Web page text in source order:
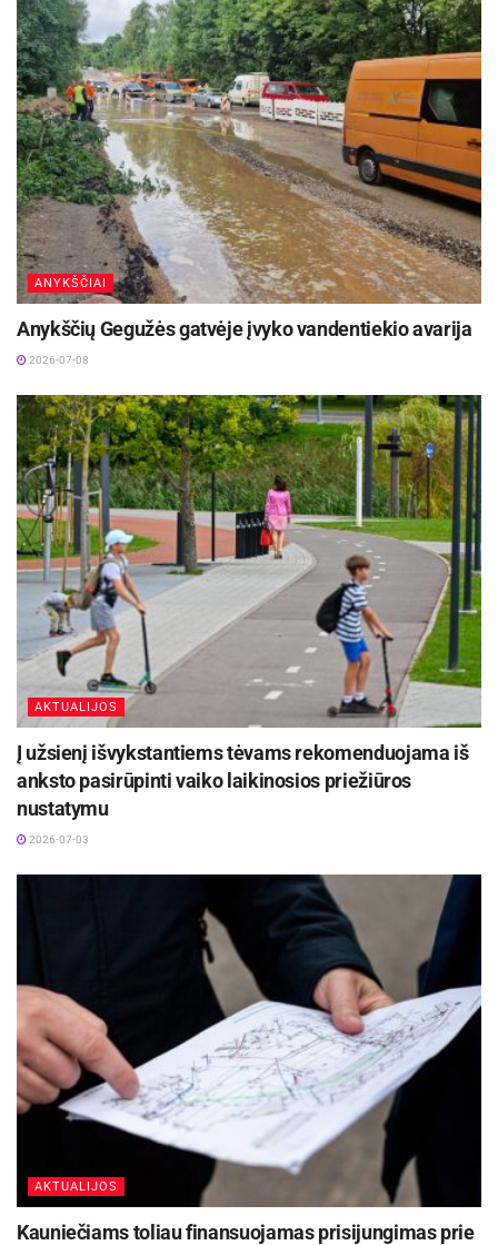
2016 m. vasaros olimpinės žaidynės vyks
Brazilijoje, Rio de Žaneire. Žaidynės prasidės
rugpjūčio 5 d. ir tęsis iki rugpjūčio 21 d. Tai bus
pirmosios žaidynės Pietų Amerikoje.
Ryšių su visuomene skyrius
ANYKŠČIAI
Anykščių Gegužės gatvėje įvyko vandentiekio avarija
2026-07-08
AKTUALIJOS
Į užsienį išvykstantiems tėvams rekomenduojama iš
anksto pasirūpinti vaiko laikinosios priežiūros
nustatymu
2026-07-03
AKTUALIJOS
Kauniečiams toliau finansuojamas prisijungimas prie